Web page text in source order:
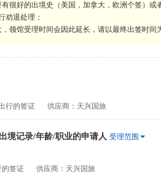
很好的出境史（美国，加拿大，欧洲个签）
劝退处理；
领馆受理时间会因此延长，请以最终出签时
行的签证 供应商：天兴国旅
境记录/年龄/职业的申请人 受理范围
的签证 供应商：天兴国旅